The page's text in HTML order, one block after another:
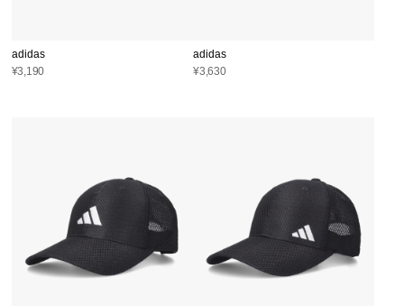
adidas
¥3,190
adidas
¥3,630